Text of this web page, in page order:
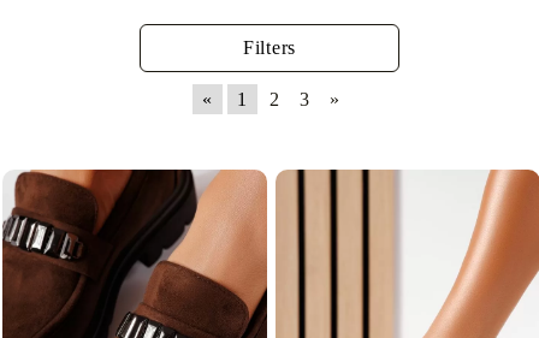
Filters
« 1 2 3 »